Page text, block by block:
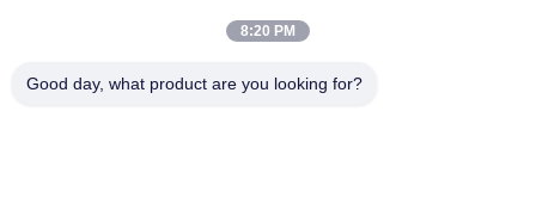
ที่อยู่
8:20 PM
Good day, what product are you looking for?